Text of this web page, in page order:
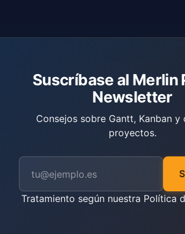
Suscríbase al Merlin
Newsletter
Consejos sobre Gantt, Kanban
proyectos.
Tratamiento según nuestra Política